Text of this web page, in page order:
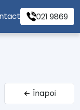
021 9869
Înapoi